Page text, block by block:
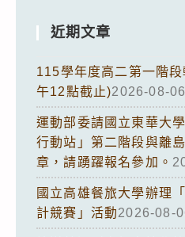
近期文章
115學年度高二第一階
午12點截止)2026-08-06
運動部委請國立東華大
行動站」第二階段與離
章，請踴躍報名參加。
國立高雄餐旅大學辦理
計競賽」活動2026-08-